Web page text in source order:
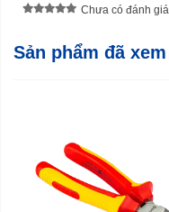
Chưa có đánh giá
Sản phẩm đã xem